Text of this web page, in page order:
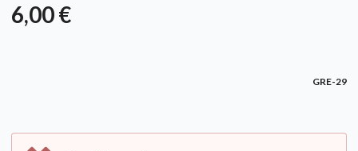
6,00 €
GRE-29